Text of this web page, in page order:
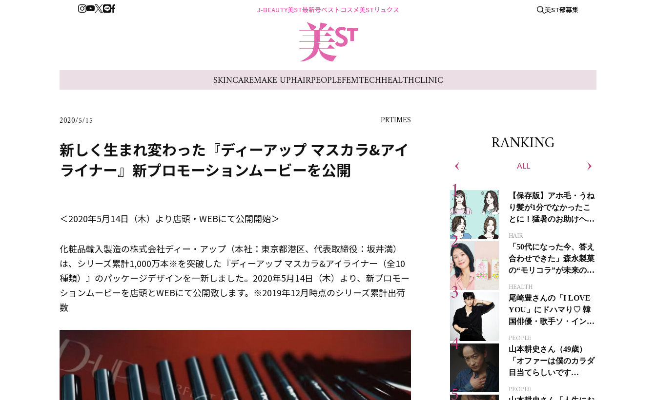
J-BEAUTY美ST最新号ベストコスメ美STリュクス 美ST部募集
SKINCAREMAKE UPHAIRPEOPLEFEMTECHHEALTHCLINIC
2020/5/15 PRTIMES
新しく生まれ変わった『ディーアップ マスカラ&アイ
ライナー』新プロモーションムービーを公開
＜2020年5月14日（木）より店頭・WEBにて公開開始＞
化粧品輸入製造の株式会社ディー・アップ（本社：東京都港区、代表取締役：坂井満）
は、シリーズ累計1,000万本※を突破した『ディーアップ マスカラ&アイライナー（全10
種類）』のパッケージデザインを一新しました。2020年5月14日（木）より、新プロモー
ションムービーを店頭とWEBにて公開致します。※2019年12月時点のシリーズ累計出荷
数
RANKING
ALL
【保存版】アホ毛・うね
り髪が1分でなかったこ
とに！猛暑のお助けヘア
HAIR
「50代になった今、答え
合わせできた」森永製菓
の“モリコラ”が未来のキ
HEALTH
尾崎豊さんの「I LOVE
YOU」にドハマり♡ 韓
国俳優・歌手ソ・イング
人生って？
PEOPLE
山本耕史さん（49歳）
「オファーは僕のカラダ
目当てらしいです
ジカルへの挑戦
PEOPLE